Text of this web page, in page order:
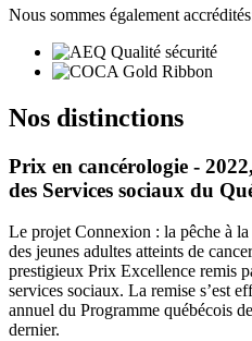
Nous sommes également
Nos distinctions
Prix en cancérologie -
des Services sociaux du
Le projet Connexion : la pêche à
des jeunes adultes atteints de
prestigieux Prix Excellence remis
services sociaux. La remise s’est
annuel du Programme québécois
dernier.